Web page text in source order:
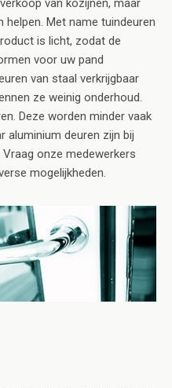
van kozijnen, maar
helpen. Met name tuindeuren
is licht, zodat de
voor uw pand
van staal verkrijgbaar
ze weinig onderhoud.
Deze worden minder vaak
aluminium deuren zijn bij
onze medewerkers
mogelijkheden.